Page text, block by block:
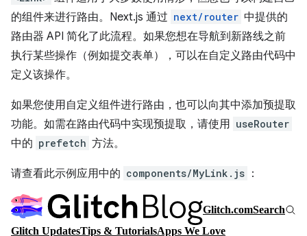
的组件来进行路由。Next.js 通过 next/router 中提供的
路由器 API 简化了此流程。如果您想在导航到新路线之前
执行某些操作（例如提交表单），可以在自定义路由代码中
定义该操作。
如果您使用自定义组件进行路由，也可以向其中添加预提取
功能。如需在路由代码中实现预提取，请使用 useRouter
中的 prefetch 方法。
请查看此示例应用中的 components/MyLink.js ：